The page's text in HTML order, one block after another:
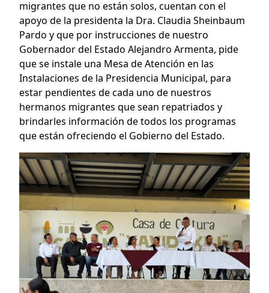
migrantes que no están solos, cuentan con el
apoyo de la presidenta la Dra. Claudia Sheinbaum
Pardo y que por instrucciones de nuestro
Gobernador del Estado Alejandro Armenta, pide
que se instale una Mesa de Atención en las
Instalaciones de la Presidencia Municipal, para
estar pendientes de cada uno de nuestros
hermanos migrantes que sean repatriados y
brindarles información de todos los programas
que están ofreciendo el Gobierno del Estado.